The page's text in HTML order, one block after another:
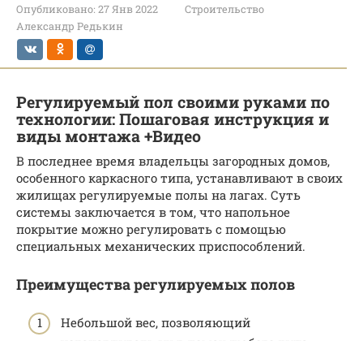
Опубликовано: 27 Янв 2022
Строительство
Александр Редькин
Регулируемый пол своими руками по
технологии: Пошаговая инструкция и
виды монтажа +Видео
В последнее время владельцы загородных домов,
особенного каркасного типа, устанавливают в своих
жилищах регулируемые полы на лагах. Суть
системы заключается в том, что напольное
покрытие можно регулировать с помощью
специальных механических приспособлений.
Преимущества регулируемых полов
Небольшой вес, позволяющий